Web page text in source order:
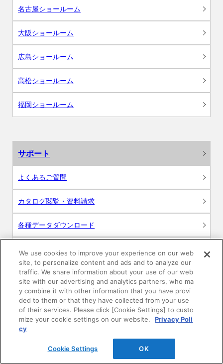
名古屋ショールーム
大阪ショールーム
広島ショールーム
高松ショールーム
福岡ショールーム
サポート
よくあるご質問
カタログ閲覧・資料請求
各種データダウンロード
WEB見積・各種シミュレーション
交換用部品の購入
修理・点検
お問い合わせ
We use cookies to improve your experience on our web
site, to personalize content and ads and to analyze our
traffic. We share information about your use of our web
site with our advertising and analytics partners, who ma
y combine it with other information that you have provi
ded to them or that they have collected from your use
of their services. Please click [Cookie Settings] to custo
mize your cookie settings on our website.
Privacy Poli
cy
Cookie Settings OK